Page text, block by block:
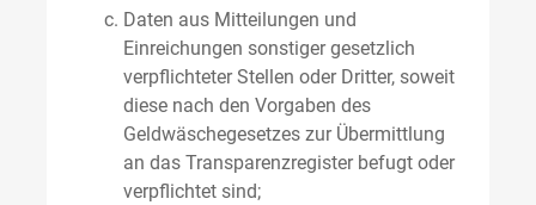
Daten aus Mitteilungen und
Einreichungen sonstiger gesetzlich
verpflichteter Stellen oder Dritter, soweit
diese nach den Vorgaben des
Geldwäschegesetzes zur Übermittlung
an das Transparenzregister befugt oder
verpflichtet sind;